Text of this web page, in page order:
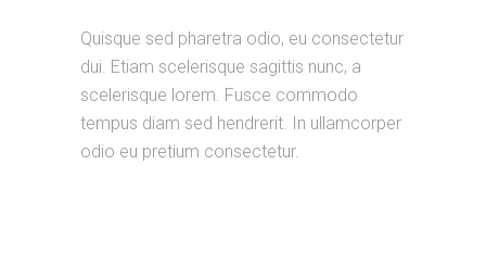
Quisque sed pharetra odio, eu consectetur
dui. Etiam scelerisque sagittis nunc, a
scelerisque lorem. Fusce commodo
tempus diam sed hendrerit. In ullamcorper
odio eu pretium consectetur.